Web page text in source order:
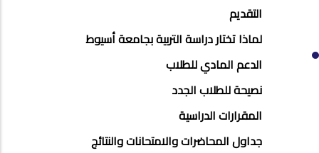
التقديم
لماذا تختار دراسة التربية بجامعة أسيوط
الدعم المادي للطلاب
نصيحة للطلاب الجدد
المقرارات الدراسية
جداول المحاضرات والامتحانات والنتائج